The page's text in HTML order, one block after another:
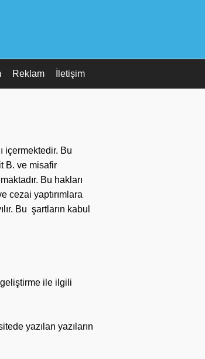
Reklam İletişim
içermektedir. Bu
B. ve misafir
Bu hakları
cezai yaptırımlara
Bu şartların kabul
ile ilgili
yazılan yazıların